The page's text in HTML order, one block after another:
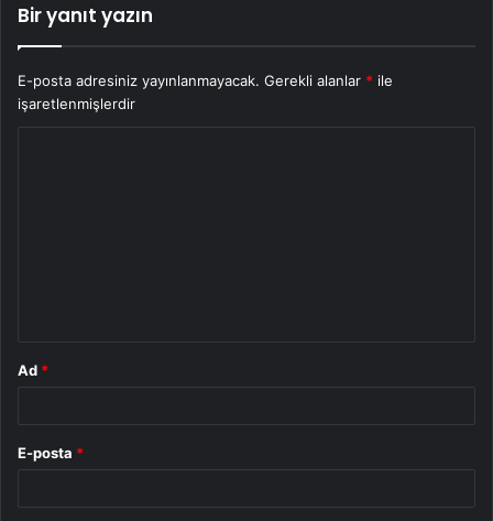
Bir yanıt yazın
E-posta adresiniz yayınlanmayacak. Gerekli alanlar * ile
işaretlenmişlerdir
Ad *
E-posta *